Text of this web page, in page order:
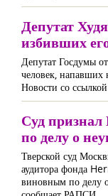
Депутат
избивших
Депутат Госдумы
человек,
Новости со
Суд
по делу о
Тверской суд
аудитора фонда
виновным по делу